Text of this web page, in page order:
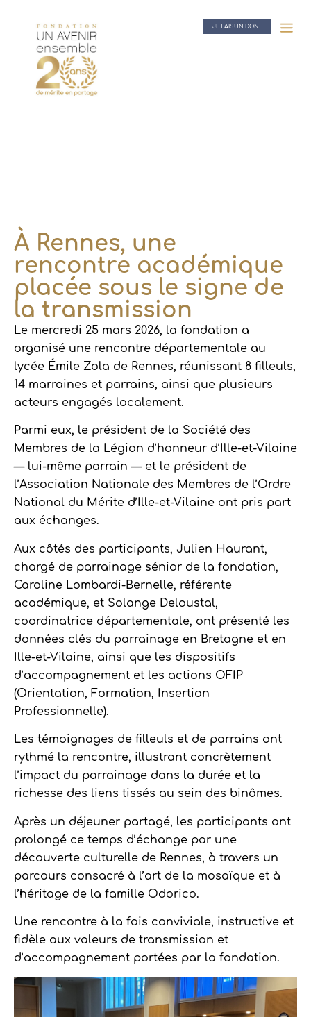
JE FAIS UN DON
À Rennes, une
rencontre académique
placée sous le signe de
la transmission
Le mercredi 25 mars 2026, la fondation a
organisé une rencontre départementale au
lycée Émile Zola de Rennes, réunissant 8 filleuls,
14 marraines et parrains, ainsi que plusieurs
acteurs engagés localement.
Parmi eux, le président de la Société des
Membres de la Légion d’honneur d’Ille-et-Vilaine
— lui-même parrain — et le président de
l’Association Nationale des Membres de l’Ordre
National du Mérite d’Ille-et-Vilaine ont pris part
aux échanges.
Aux côtés des participants, Julien Haurant,
chargé de parrainage sénior de la fondation,
Caroline Lombardi-Bernelle, référente
académique, et Solange Deloustal,
coordinatrice départementale, ont présenté les
données clés du parrainage en Bretagne et en
Ille-et-Vilaine, ainsi que les dispositifs
d’accompagnement et les actions OFIP
(Orientation, Formation, Insertion
Professionnelle).
Les témoignages de filleuls et de parrains ont
rythmé la rencontre, illustrant concrètement
l’impact du parrainage dans la durée et la
richesse des liens tissés au sein des binômes.
Après un déjeuner partagé, les participants ont
prolongé ce temps d’échange par une
découverte culturelle de Rennes, à travers un
parcours consacré à l’art de la mosaïque et à
l’héritage de la famille Odorico.
Une rencontre à la fois conviviale, instructive et
fidèle aux valeurs de transmission et
d’accompagnement portées par la fondation.